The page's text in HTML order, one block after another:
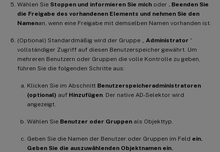
Wählen Sie Stoppen und informieren Sie mich oder . Beenden Sie
die Freigabe des vorhandenen Elements und nehmen Sie den
Namenan, wenn eine Freigabe mit demselben Namen vorhanden ist.
(Optional) Standardmäßig wird der Gruppe „ Administrator “
vollständiger Zugriff auf diesen Benutzerspeicher gewährt. Um
mehreren Benutzern oder Gruppen die volle Kontrolle zu geben,
führen Sie die folgenden Schritte aus:
Klicken Sie im Abschnitt Benutzerspeicheradministratoren
(optional) auf Hinzufügen . Der native AD-Selektor wird
angezeigt.
Wählen Sie Benutzer oder Gruppen als Objekttyp.
Geben Sie die Namen der Benutzer oder Gruppen im Feld ein.
Geben Sie die auszuwählenden Objektnamen ein.